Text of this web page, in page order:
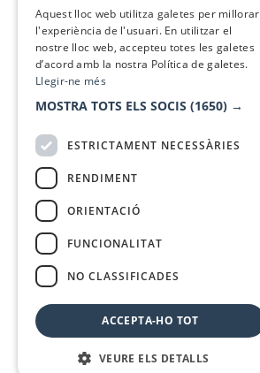
Aquest lloc web utilitza galetes per millorar
l'experiència de l'usuari. En utilitzar el
nostre lloc web, accepteu totes les galetes
d’acord amb la nostra Política de galetes.
Llegir-ne més
MOSTRA TOTS ELS SOCIS (1650) →
ESTRICTAMENT NECESSÀRIES
RENDIMENT
ORIENTACIÓ
FUNCIONALITAT
NO CLASSIFICADES
ACCEPTA-HO TOT
VEURE ELS DETALLS